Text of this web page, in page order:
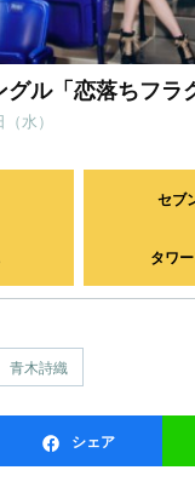
ル「恋落ちフラ
水）
セブ
タワ
青木詩織
シェア